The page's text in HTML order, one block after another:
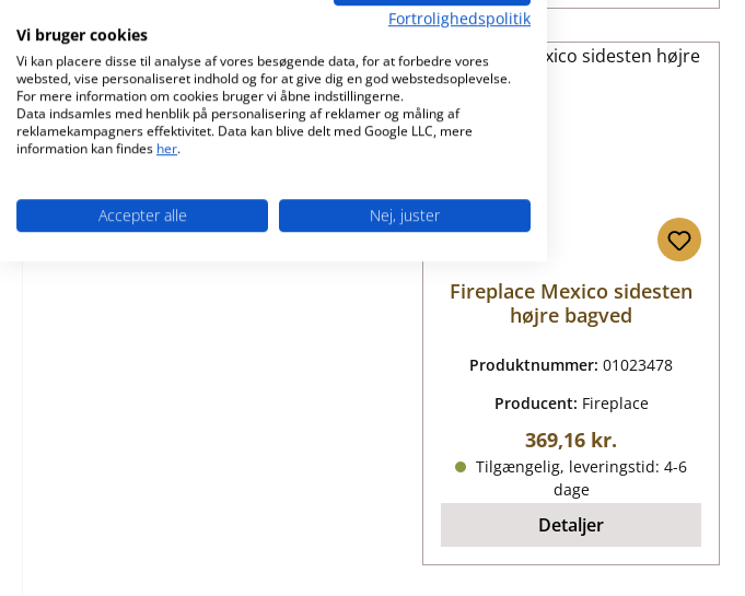
Fireplace Mexico sidesten
højre bagved
Produktnummer:01023478
Producent: Fireplace
Almindelig pris:
369,16 kr.
Tilgængelig, leveringstid: 4-6
dage
Detaljer
Fortrolighedspolitik
Vi bruger cookies
Vi kan placere disse til analyse af vores besøgende data, for at forbedre vores
websted, vise personaliseret indhold og for at give dig en god webstedsoplevelse.
For mere information om cookies bruger vi åbne indstillingerne.
Data indsamles med henblik på personalisering af reklamer og måling af
reklamekampagners effektivitet. Data kan blive delt med Google LLC, mere
information kan findes her.
Accepter alle Nej, juster